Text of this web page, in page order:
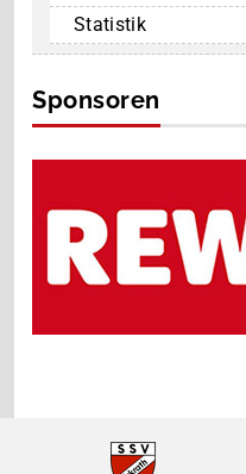
Statistik
Sponsoren